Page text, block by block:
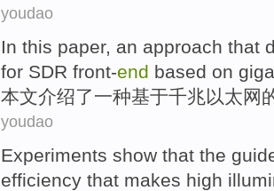
youdao
In this paper, an approach that
for SDR front-end based on
本文介绍了一种基于千兆以太网
youdao
Experiments show that the
efficiency that makes high